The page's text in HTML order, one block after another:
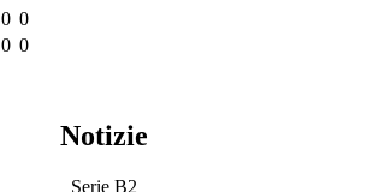
0 0
0 0
Notizie
Serie B2